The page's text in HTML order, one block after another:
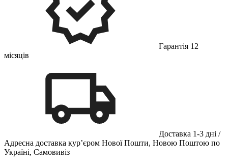
Гарантія 12
місяців
Доставка 1-3 дні /
Адресна доставка кур’єром Нової Пошти, Новою Поштою по
Україні, Самовивіз